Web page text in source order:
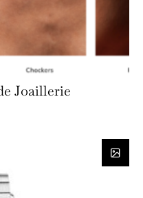
Joaillerie